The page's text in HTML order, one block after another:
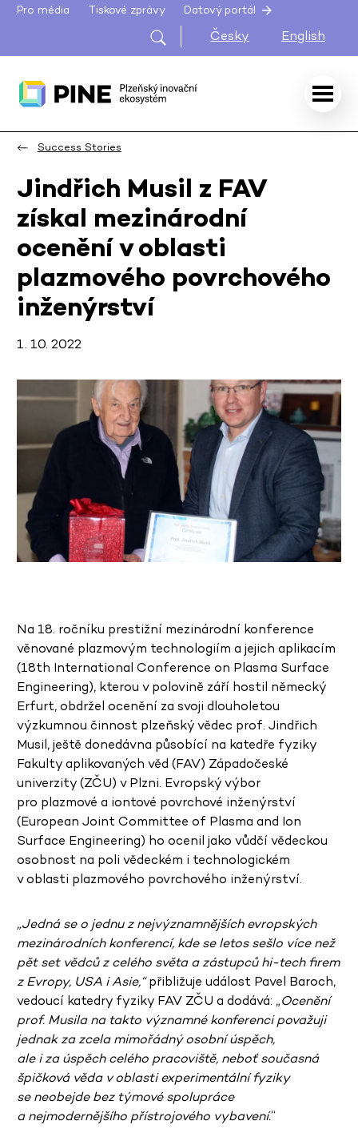
Pro média Tiskové zprávy Datový portál
Česky English
Success Stories
Jindřich Musil z FAV
získal mezinárodní
ocenění v oblasti
plazmového povrchového
inženýrství
1. 10. 2022
Na 18. ročníku prestižní mezinárodní konference
věnované plazmovým technologiím a jejich aplikacím
(18th International Conference on Plasma Surface
Engineering), kterou v polovině září hostil německý
Erfurt, obdržel ocenění za svoji dlouholetou
výzkumnou činnost plzeňský vědec prof. Jindřich
Musil, ještě donedávna působící na katedře fyziky
Fakulty aplikovaných věd (FAV) Západočeské
univerzity (ZČU) v Plzni. Evropský výbor
pro plazmové a iontové povrchové inženýrství
(European Joint Committee of Plasma and Ion
Surface Engineering) ho ocenil jako vůdčí vědeckou
osobnost na poli vědeckém i technologickém
v oblasti plazmového povrchového inženýrství.
„Jedná se o jednu z nejvýznamnějších evropských
mezinárodních konferencí, kde se letos sešlo více než
pět set vědců z celého světa a zástupců hi-tech firem
z Evropy, USA i Asie,“přibližuje událost Pavel Baroch,
vedoucí katedry fyziky FAV ZČU a dodává: „Ocenění
prof. Musila na takto významné konferenci považuji
jednak za zcela mimořádný osobní úspěch,
ale i za úspěch celého pracoviště, neboť současná
špičková věda v oblasti experimentální fyziky
se neobejde bez týmové spolupráce
a nejmodernějšího přístrojového vybavení.“